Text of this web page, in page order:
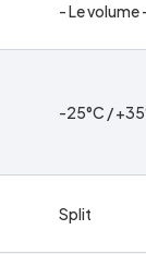
- Le volume
-25°C /
Split